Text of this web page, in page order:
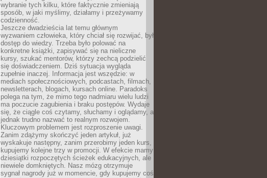
wybranie tych kilku, które faktycznie zmieniają
sposób, w jaki myślimy, działamy i przeżywamy
codzienność.
Jeszcze dwadzieścia lat temu głównym
wyzwaniem człowieka, który chciał się rozwijać, był
dostęp do wiedzy. Trzeba było polować na
konkretne książki, zapisywać się na nieliczne
kursy, szukać mentorów, którzy zechcą podzielić
się doświadczeniem. Dziś sytuacja wygląda
zupełnie inaczej. Informacja jest wszędzie: w
mediach społecznościowych, podcastach, filmach,
newsletterach, blogach, kursach online. Paradoks
polega na tym, że mimo tego nadmiaru wielu ludzi
ma poczucie zagubienia i braku postępów. Wydaje
się, że ciągle coś czytamy, słuchamy i oglądamy, a
jednak trudno nazwać to realnym rozwojem.
Kluczowym problemem jest rozproszenie uwagi.
Zanim zdążymy skończyć jeden artykuł, już
wyskakuje następny, zanim przerobimy jeden kurs,
kupujemy kolejne trzy w promocji. W efekcie mamy
dziesiątki rozpoczętych ścieżek edukacyjnych, ale
niewiele domkniętych. Nasz mózg otrzymuje
sygnał nagrody już w momencie, gdy kupujemy coś